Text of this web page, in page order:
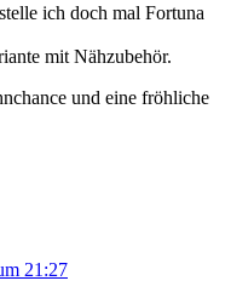
ich doch mal Fortuna
mit Nähzubehör.
und eine fröhliche
21:27